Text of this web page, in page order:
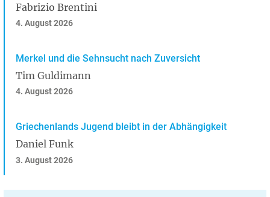
Fabrizio Brentini
4. August 2026
Merkel und die Sehnsucht nach Zuversicht
Tim Guldimann
4. August 2026
Griechenlands Jugend bleibt in der Abhängigkeit
Daniel Funk
3. August 2026